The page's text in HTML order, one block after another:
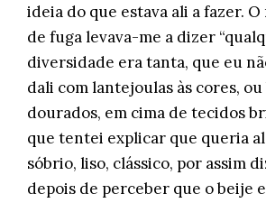
ideia do que estava ali a fazer.
de fuga levava-me a dizer
diversidade era tanta, que eu
dali com lantejoulas às cores,
dourados, em cima de tecidos
que tentei explicar que queria
sóbrio, liso, clássico, por assim
depois de perceber que o beije